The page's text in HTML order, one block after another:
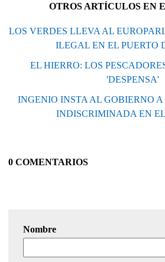
OTROS ARTÍCULOS EN
LOS VERDES LLEVA AL
ILEGAL EN EL PUERTO
EL HIERRO: LOS
'DESPENSA'
INGENIO INSTA AL GOBIERNO
INDISCRIMINADA EN
0 COMENTARIOS
Nombre